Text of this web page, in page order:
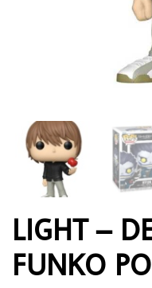
LIGHT –
FUNKO